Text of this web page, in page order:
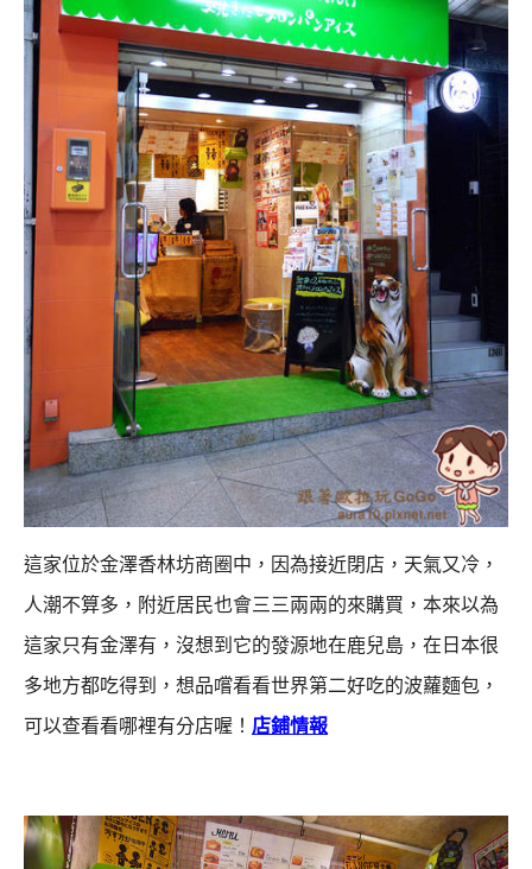
這家位於金澤香林坊商圈中，因為接近閉店，天氣又冷，
人潮不算多，附近居民也會三三兩兩的來購買， 本來以為
這家只有金澤有，沒想到它的發源地在鹿兒島，在日本很
多地方都吃得到， 想品嚐看看世界第二好吃的波蘿麵包，
可以查看看哪裡有分店喔！ 店鋪情報